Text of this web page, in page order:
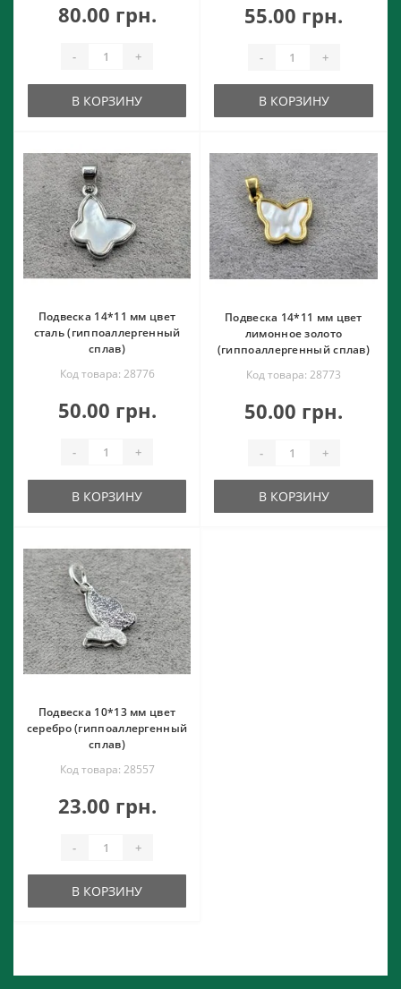
80.00 грн.
- +
В КОРЗИНУ
55.00 грн.
- +
В КОРЗИНУ
Подвеска 14*11 мм цвет
сталь (гиппоаллергенный
сплав)
Код товара: 28776
50.00 грн.
- +
В КОРЗИНУ
Подвеска 14*11 мм цвет
лимонное золото
(гиппоаллергенный сплав)
Код товара: 28773
50.00 грн.
- +
В КОРЗИНУ
Подвеска 10*13 мм цвет
серебро (гиппоаллергенный
сплав)
Код товара: 28557
23.00 грн.
- +
В КОРЗИНУ